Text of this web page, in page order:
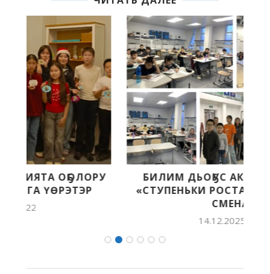
БИЛИМ ДЬОҔУС АКАДЕМИЯТЫГАР
«СТУПЕНЬКИ РОСТА» ПРОФИЛЬНАЙ